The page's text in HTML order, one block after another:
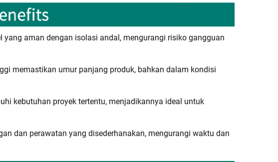
yang aman dengan isolasi andal, mengurangi risiko gangguan
memastikan umur panjang produk, bahkan dalam kondisi
kebutuhan proyek tertentu, menjadikannya ideal untuk
dan perawatan yang disederhanakan, mengurangi waktu dan